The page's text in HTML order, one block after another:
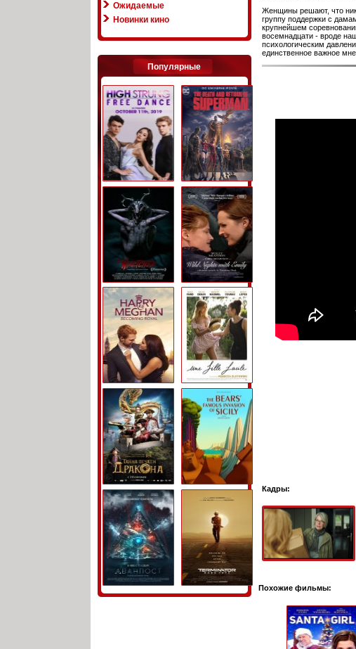
Ожидаемые
Новинки кино
Популярные
Женщины решают, что
группу поддержки с
крупнейшем
восемнадцати - вроде
психологическим
единственное важное
Кадры:
Похожие фильмы: